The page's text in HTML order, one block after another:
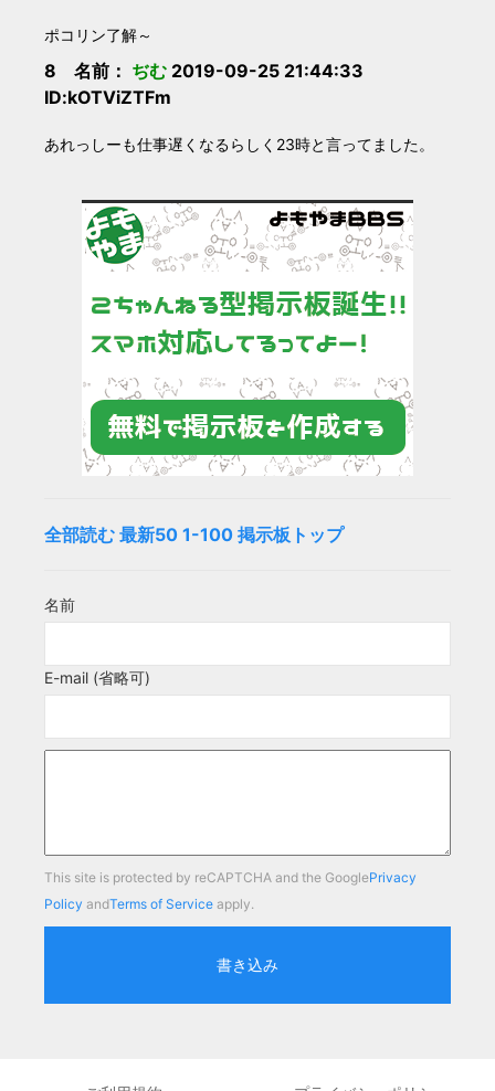
ポコリン了解～
8 名前： ぢむ 2019-09-25 21:44:33
ID:kOTViZTFm
あれっしーも仕事遅くなるらしく23時と言ってました。
全部読む 最新50 1-100 掲示板トップ
名前
E-mail (省略可)
This site is protected by reCAPTCHA and the GooglePrivacy
Policy andTerms of Service apply.
書き込み